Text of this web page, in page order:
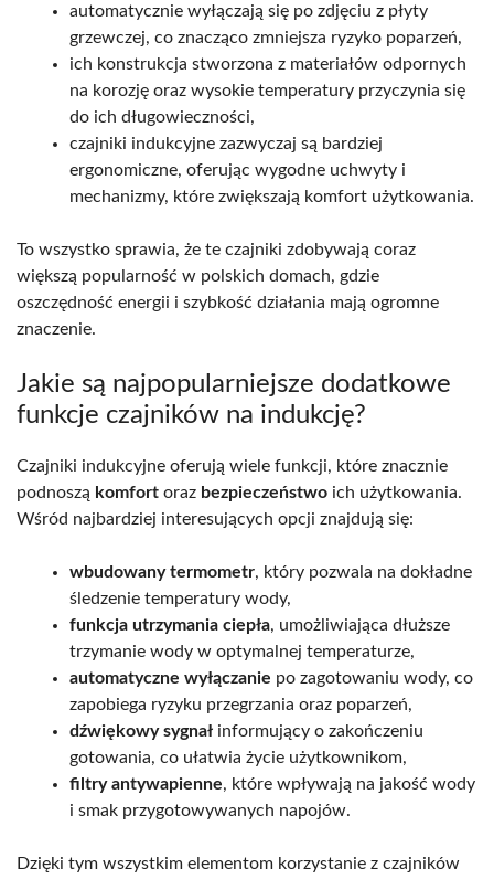
automatycznie wyłączają się po zdjęciu z płyty
grzewczej, co znacząco zmniejsza ryzyko poparzeń,
ich konstrukcja stworzona z materiałów odpornych
na korozję oraz wysokie temperatury przyczynia się
do ich długowieczności,
czajniki indukcyjne zazwyczaj są bardziej
ergonomiczne, oferując wygodne uchwyty i
mechanizmy, które zwiększają komfort użytkowania.
To wszystko sprawia, że te czajniki zdobywają coraz
większą popularność w polskich domach, gdzie
oszczędność energii i szybkość działania mają ogromne
znaczenie.
Jakie są najpopularniejsze dodatkowe
funkcje czajników na indukcję?
Czajniki indukcyjne oferują wiele funkcji, które znacznie
podnoszą komfort oraz bezpieczeństwo ich użytkowania.
Wśród najbardziej interesujących opcji znajdują się:
wbudowany termometr, który pozwala na dokładne
śledzenie temperatury wody,
funkcja utrzymania ciepła, umożliwiająca dłuższe
trzymanie wody w optymalnej temperaturze,
automatyczne wyłączanie po zagotowaniu wody, co
zapobiega ryzyku przegrzania oraz poparzeń,
dźwiękowy sygnał informujący o zakończeniu
gotowania, co ułatwia życie użytkownikom,
filtry antywapienne, które wpływają na jakość wody
i smak przygotowywanych napojów.
Dzięki tym wszystkim elementom korzystanie z czajników